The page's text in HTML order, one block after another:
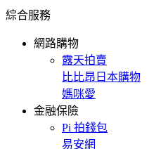
綜合服務
網路購物
露天拍賣
比比昂日本購物
媽咪愛
金融保險
Pi 拍錢包
易安網